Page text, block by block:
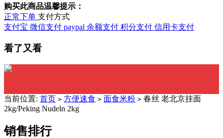
购买此商品温馨提示：
正常下单 支付方式
支付宝 微信支付 paypal 余额支付 积分支付 信用卡支付
看了又看
当前位置: 首页 > 方便速食 > 面食米粉 > 春丝 老北京挂面
2kg/Peking Nudeln 2kg
销售排行